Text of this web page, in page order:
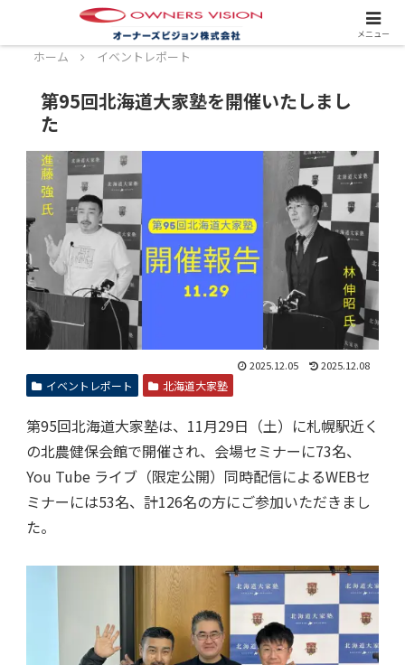
スタッフ募集中！詳しくはこちら！
ホーム イベントレポート
第95回北海道大家塾を開催いたしまし
た
2025.12.05 2025.12.08
イベントレポート 北海道大家塾
第95回北海道大家塾は、11月29日（土）に札幌駅近く
の北農健保会館で開催され、会場セミナーに73名、
You Tube ライブ（限定公開）同時配信によるWEBセ
ミナーには53名、計126名の方にご参加いただきまし
た。
メニュー